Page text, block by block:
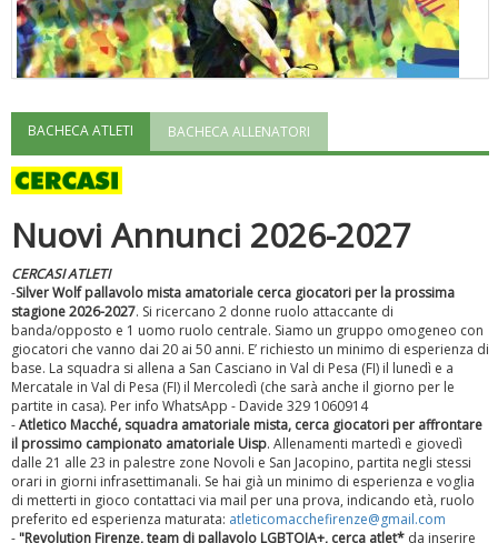
"Superare gli ostacoli": la relazione di Tiziano Pesce al CN Uisp
Luglio 2026: "Pensando con i piedi, si possono fare le
rivoluzioni"
BACHECA ATLETI BACHECA ALLENATORI
Nuovi Annunci 2026-2027
CERCASI ATLETI
-Silver Wolf pallavolo mista amatoriale cerca giocatori per la prossima
stagione 2026-2027. Si ricercano 2 donne ruolo attaccante di
banda/opposto e 1 uomo ruolo centrale. Siamo un gruppo omogeneo con
giocatori che vanno dai 20 ai 50 anni. E’ richiesto un minimo di esperienza di
base. La squadra si allena a San Casciano in Val di Pesa (FI) il lunedì e a
Mercatale in Val di Pesa (FI) il Mercoledì (che sarà anche il giorno per le
partite in casa). Per info WhatsApp - Davide 329 1060914
-Atletico Macché, squadra amatoriale mista, cerca giocatori per affrontare
il prossimo campionato amatoriale Uisp. Allenamenti martedì e giovedì
dalle 21 alle 23 in palestre zone Novoli e San Jacopino, partita negli stessi
orari in giorni infrasettimanali. Se hai già un minimo di esperienza e voglia
di metterti in gioco contattaci via mail per una prova, indicando età, ruolo
preferito ed esperienza maturata: atleticomacchefirenze@gmail.com
- "Revolution Firenze, team di pallavolo LGBTQIA+, cerca atlet* da inserire